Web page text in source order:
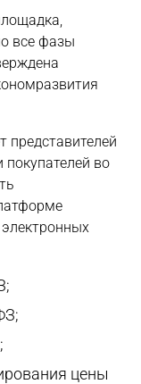
все фазы
во
цены